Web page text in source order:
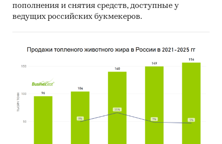
пополнения и снятия средств, доступные у
ведущих российских букмекеров.